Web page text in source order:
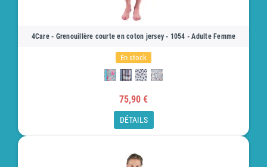
4Care - Grenouillère courte en coton jersey - 1054 - Adulte Femme
En stock
75,90 €
DÉTAILS